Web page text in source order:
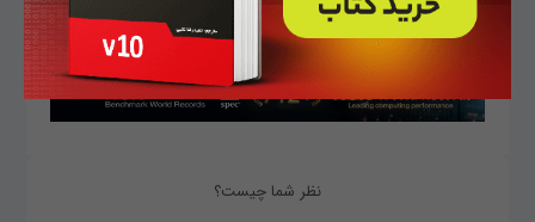
Telegram
Twitter
Print HTML
نظر شما چیست؟